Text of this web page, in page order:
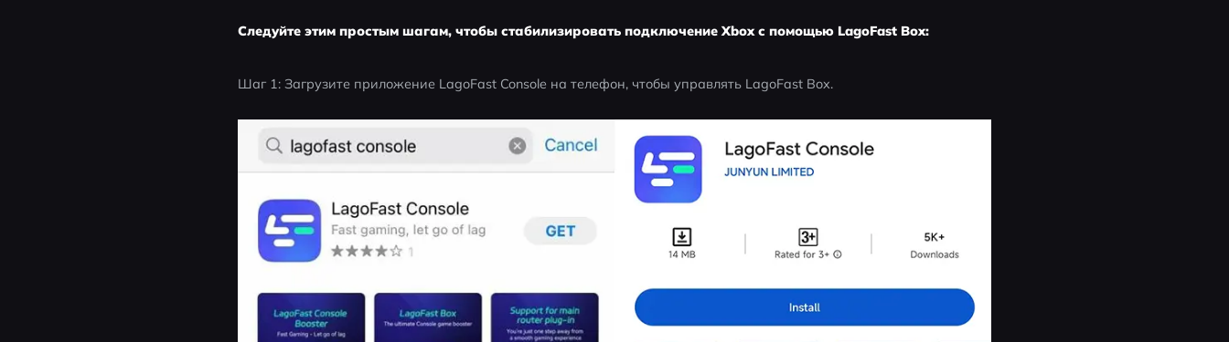
Следуйте этим простым шагам, чтобы стабилизировать подключение Xbox с помощью LagoFast Box:
Шаг 1: Загрузите приложение LagoFast Console на телефон, чтобы управлять LagoFast Box.